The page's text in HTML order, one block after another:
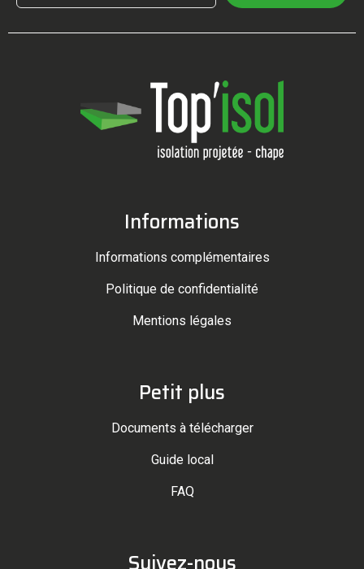
Informations
Informations complémentaires
Politique de confidentialité
Mentions légales
Petit plus
Documents à télécharger
Guide local
FAQ